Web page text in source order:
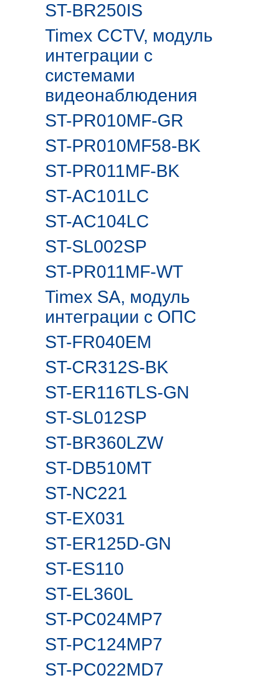
ST-BR250IS
Timex CCTV, модуль
интеграции с
системами
видеонаблюдения
ST-PR010MF-GR
ST-PR010MF58-BK
ST-PR011MF-BK
ST-AC101LC
ST-AC104LC
ST-SL002SP
ST-PR011MF-WT
Timex SA, модуль
интеграции с ОПС
ST-FR040EM
ST-CR312S-BK
ST-ER116TLS-GN
ST-SL012SP
ST-BR360LZW
ST-DB510MT
ST-NC221
ST-EX031
ST-ER125D-GN
ST-ES110
ST-EL360L
ST-PC024MP7
ST-PC124MP7
ST-PC022MD7